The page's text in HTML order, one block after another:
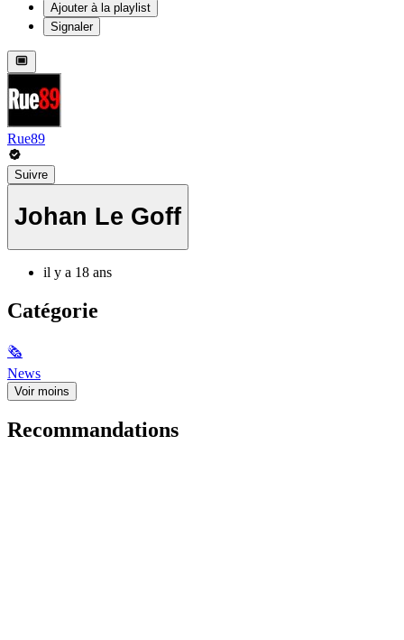
Ajouter à la playlist
Signaler
Rue89
Suivre
Johan Le Goff
il y a 18 ans
Catégorie
🗞
News
Voir moins
Recommandations